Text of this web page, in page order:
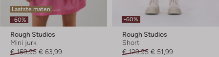
Laatste maten
-60%
Rough Studios
Mini jurk
€ 159,95 € 63,99
-60%
Rough Studios
Short
€ 129,95 € 51,99